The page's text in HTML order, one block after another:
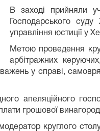
В заході прийняли
Господарського
управління юстиції у
Метою проведення
арбітражних
у справі,
апеляційного
грошової
круглого